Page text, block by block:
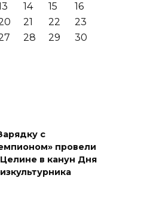
14 15
16
21 22
23
28 29
30
с
провели
в канун Дня